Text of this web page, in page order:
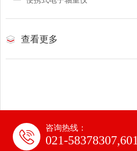
查看更多
咨询热线：
021-58378307,601